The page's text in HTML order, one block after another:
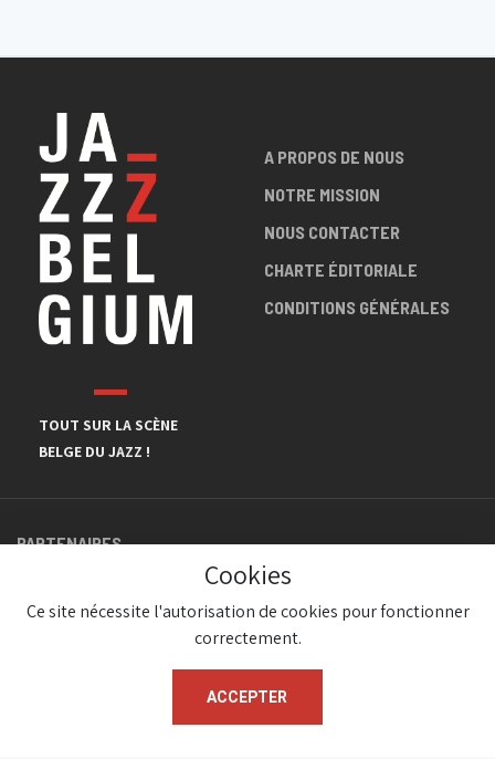
TOUT SUR LA SCÈNE
BELGE DU JAZZ !
A PROPOS DE NOUS
NOTRE MISSION
NOUS CONTACTER
CHARTE ÉDITORIALE
CONDITIONS GÉNÉRALES
PARTENAIRES
© JazzInBelgium 2026 ( Version 1.1.2)
Cookies
Ce site nécessite l'autorisation de cookies pour fonctionner
correctement.
ACCEPTER